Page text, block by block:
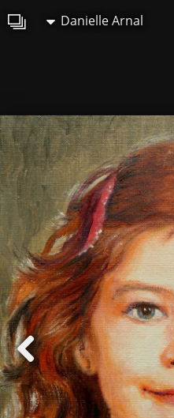
Danielle Arnal